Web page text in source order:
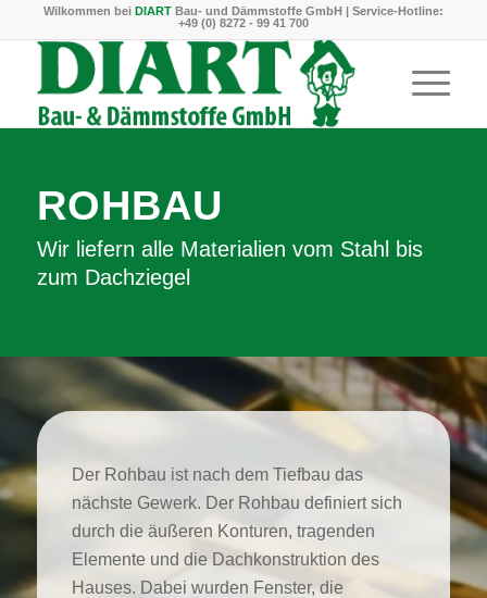
Wilkommen bei DIARTBau- und Dämmstoffe GmbH | Service-Hotline:
+49 (0) 8272 - 99 41 700
ROHBAU
Wir liefern alle Materialien vom Stahl bis
zum Dachziegel
Der Rohbau ist nach dem Tiefbau das
nächste Gewerk. Der Rohbau definiert sich
durch die äußeren Konturen, tragenden
Elemente und die Dachkonstruktion des
Hauses. Dabei wurden Fenster, die